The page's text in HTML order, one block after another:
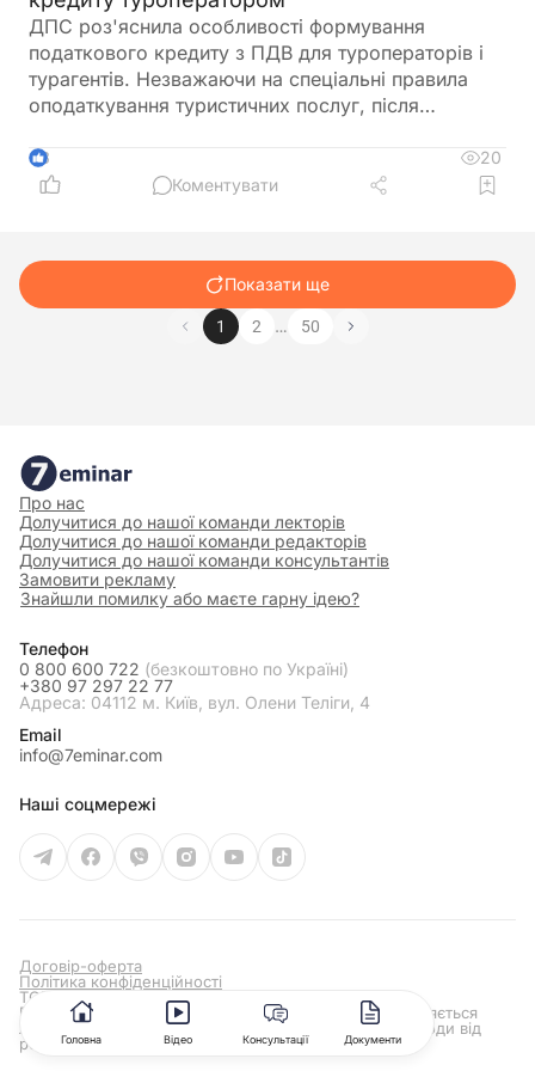
ДПС роз'яснила особливості формування
податкового кредиту з ПДВ для туроператорів і
турагентів. Незважаючи на спеціальні правила
оподаткування туристичних послуг, після
адміністрування ПДВ податковий кредит
формується за загальними нормами Податкового
використовуються у туристичній діяльності
3
20
Коментувати
Показати ще
1 2 … 50
Про нас
Долучитися до нашої команди лекторів
Долучитися до нашої команди редакторів
Долучитися до нашої команди консультантів
Замовити рекламу
Знайшли помилку або маєте гарну ідею?
Телефон
0 800 600 722 (безкоштовно по Україні)
+380 97 297 22 77
Адреса: 04112 м. Київ, вул. Олени Теліги, 4
Email
info@7eminar.com
Наші соцмережі
Договір-оферта
Політика конфіденційності
ТОВ "7ЕМІНАР УА", 2026 Всі права захищені
Використання та розповсюдження матеріалів дозволяється
лише за умови отримання попередньої письмової згоди від
редакції сайту
7eminar.ua
Головна Відео Консультації Документи